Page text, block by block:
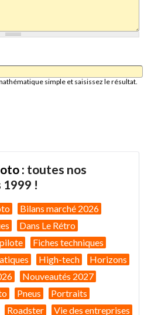
simple et saisissez le résultat.
: toutes nos
!
Bilans marché 2026
Dans Le Rétro
Fiches techniques
High-tech
Horizons
Nouveautés 2027
Pneus
Portraits
Roadster Vie des entreprises